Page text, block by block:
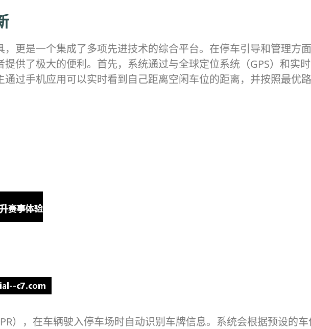
更是一个集成了多项先进技术的综合平台。在停车引导和管理方
供了极大的便利。首先，系统通过与全球定位系统（GPS）和实
过手机应用可以实时看到自己距离空闲车位的距离，并按照最优路
），在车辆驶入停车场时自动识别车牌信息。系统会根据预设的